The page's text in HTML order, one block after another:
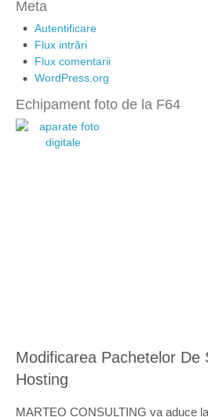
Meta
Autentificare
Flux intrări
Flux comentarii
WordPress.org
Echipament foto de la F64
Modificarea Pachetelor De
Hosting
MARTEO CONSULTING va aduce